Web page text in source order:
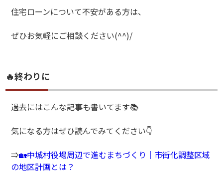
住宅ローンについて不安がある方は、
ぜひお気軽にご相談ください(^^)/
🔥終わりに
過去にはこんな記事も書いてます📚
気になる方はぜひ読んでみてください👇
⇒🏡中城村役場周辺で進むまちづくり｜市街化調整区域
の地区計画とは？